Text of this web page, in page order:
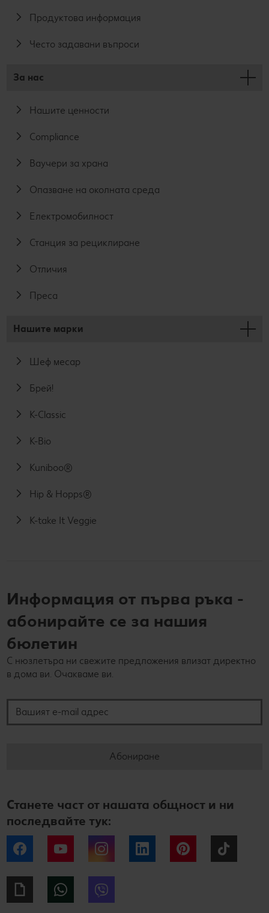
Продуктова информация
Често задавани въпроси
За нас
Нашите ценности
Compliance
Ваучери за храна
Опазване на околната среда
Електромобилност
Станция за рециклиране
Отличия
Преса
Нашите марки
Шеф месар
Брей!
K-Classic
K-Bio
Kuniboo®
Hip & Hopps®
K-take It Veggie
Информация от първа ръка -
абонирайте се за нашия
бюлетин
С нюзлетъра ни свежите предложения влизат директно
в дома ви. Очакваме ви.
Абониране
Станете част от нашата общност и ни
последвайте тук:
Facebook YouTube Instagram LinkedIn Pinterest
Giphy WhatsApp